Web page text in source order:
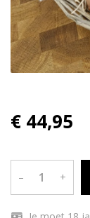
€ 44,95
– +